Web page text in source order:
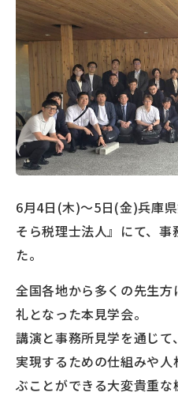
6月4日(木)～5日(金)兵庫
そら税理士法人』にて、
た。
全国各地から多くの先生
礼となった本見学会。
講演と事務所見学を通じ
実現するための仕組みや
ぶことができる大変貴重な